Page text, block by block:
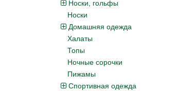
Носки, гольфы
Носки
Домашняя одежда
Халаты
Топы
Ночные сорочки
Пижамы
Спортивная одежда